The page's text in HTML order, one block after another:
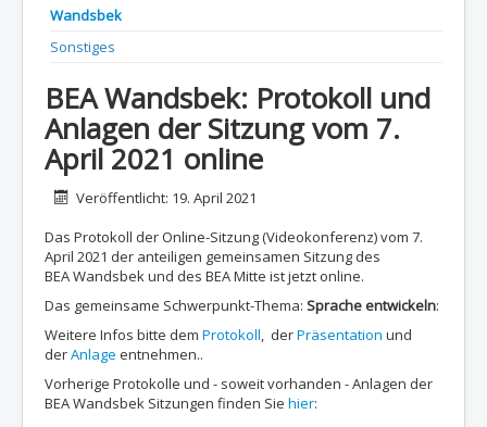
Wandsbek
Sonstiges
BEA Wandsbek: Protokoll und
Anlagen der Sitzung vom 7.
April 2021 online
DetailsVeröffentlicht: 19. April 2021
Das Protokoll der Online-Sitzung (Videokonferenz) vom 7.
April 2021 der anteiligen gemeinsamen Sitzung des
BEA Wandsbek und des BEA Mitte ist jetzt online.
Das gemeinsame Schwerpunkt-Thema: Sprache entwickeln:
Weitere Infos bitte dem Protokoll, derPräsentation und
derAnlage entnehmen..
Vorherige Protokolle und - soweit vorhanden - Anlagen der
BEA Wandsbek Sitzungen finden Sie hier: